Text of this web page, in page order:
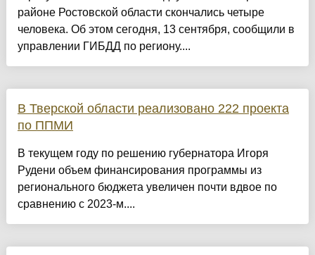
районе Ростовской области скончались четыре
человека. Об этом сегодня, 13 сентября, сообщили в
управлении ГИБДД по региону....
В Тверской области реализовано 222 проекта
по ППМИ
В текущем году по решению губернатора Игоря
Рудени объем финансирования программы из
регионального бюджета увеличен почти вдвое по
сравнению с 2023-м....